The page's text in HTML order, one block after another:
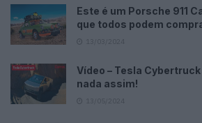
Este é um Porsche 911
que todos podem
Vídeo – Tesla
nada assim!